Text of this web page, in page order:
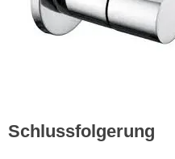
Schlussfolgerung